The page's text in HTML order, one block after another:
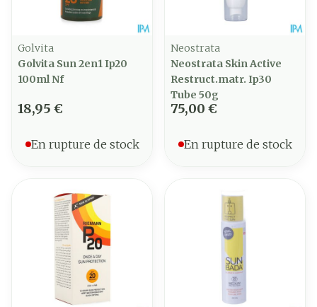
Golvita
Golvita Sun 2en1 Ip20
100ml Nf
18,95 €
En rupture de stock
Neostrata
Neostrata Skin Active
Restruct.matr. Ip30
Tube 50g
75,00 €
En rupture de stock